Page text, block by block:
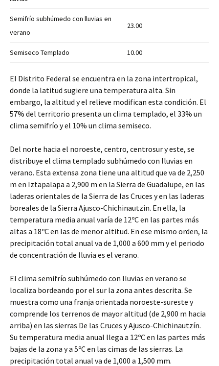
Semifrío subhúmedo con lluvias en
verano
23.00
Semiseco Templado 10.00
El Distrito Federal se encuentra en la zona intertropical,
donde la latitud sugiere una temperatura alta. Sin
embargo, la altitud y el relieve modifican esta condición. El
57% del territorio presenta un clima templado, el 33% un
clima semifrío y el 10% un clima semiseco.
Del norte hacia el noroeste, centro, centrosur y este, se
distribuye el clima templado subhúmedo con lluvias en
verano. Esta extensa zona tiene una altitud que va de 2,250
m en Iztapalapa a 2,900 m en la Sierra de Guadalupe, en las
laderas orientales de la Sierra de las Cruces y en las laderas
boreales de la Sierra Ajusco-Chichinautzin. En ella, la
temperatura media anual varía de 12ºC en las partes más
altas a 18ºC en las de menor altitud. En ese mismo orden, la
precipitación total anual va de 1,000 a 600 mm y el periodo
de concentración de lluvia es el verano.
El clima semifrío subhúmedo con lluvias en verano se
localiza bordeando por el sur la zona antes descrita. Se
muestra como una franja orientada noroeste-sureste y
comprende los terrenos de mayor altitud (de 2,900 m hacia
arriba) en las sierras De las Cruces y Ajusco-Chichinautzín.
Su temperatura media anual llega a 12ºC en las partes más
bajas de la zona y a 5ºC en las cimas de las sierras. La
precipitación total anual va de 1,000 a 1,500 mm.